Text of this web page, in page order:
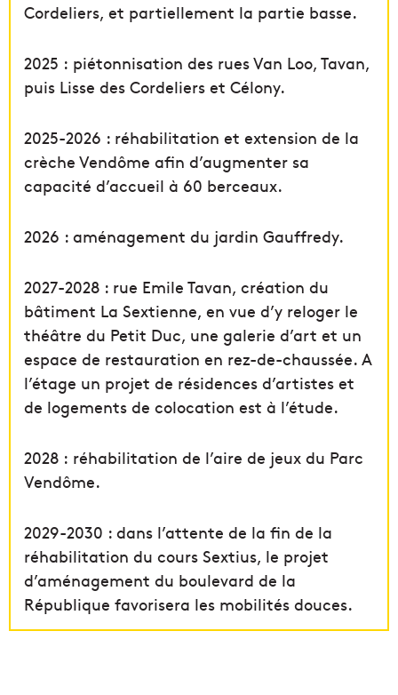
Cordeliers, et partiellement la partie basse.
2025 : piétonnisation des rues Van Loo, Tavan,
puis Lisse des Cordeliers et Célony.
2025-2026 : réhabilitation et extension de la
crèche Vendôme afin d’augmenter sa
capacité d’accueil à 60 berceaux.
2026 : aménagement du jardin Gauffredy.
2027-2028 : rue Emile Tavan, création du
bâtiment La Sextienne, en vue d’y reloger le
théâtre du Petit Duc, une galerie d’art et un
espace de restauration en rez-de-chaussée. A
l’étage un projet de résidences d’artistes et
de logements de colocation est à l’étude.
2028 : réhabilitation de l’aire de jeux du Parc
Vendôme.
2029-2030 : dans l’attente de la fin de la
réhabilitation du cours Sextius, le projet
d’aménagement du boulevard de la
République favorisera les mobilités douces.